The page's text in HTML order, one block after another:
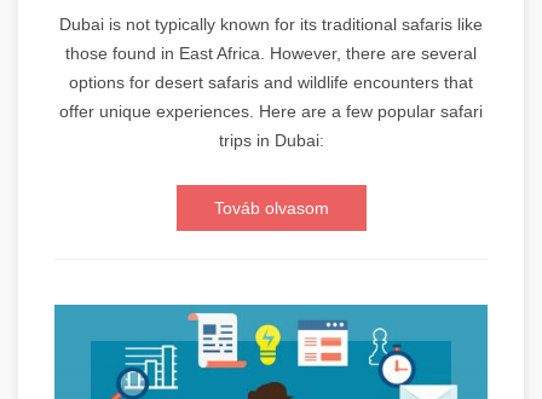
Dubai is not typically known for its traditional safaris like
those found in East Africa. However, there are several
options for desert safaris and wildlife encounters that
offer unique experiences. Here are a few popular safari
trips in Dubai:
Továb olvasom